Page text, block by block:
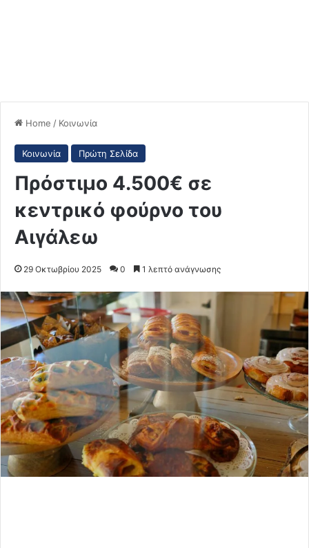
Home / Κοινωνία
Κοινωνία Πρώτη Σελίδα
Πρόστιμο 4.500€ σε
κεντρικό φούρνο του
Αιγάλεω
29 Οκτωβρίου 2025 0 1 λεπτό ανάγνωσης